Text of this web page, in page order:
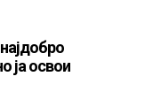
ја освои